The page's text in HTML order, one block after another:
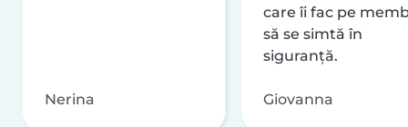
Nerina
care îi fac pe
să se simtă în
siguranță.
Giovanna